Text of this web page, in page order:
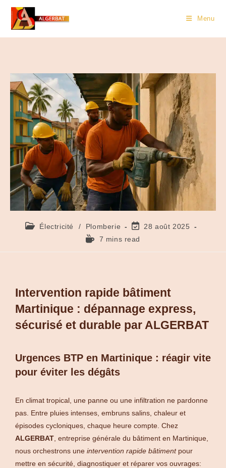
Menu
Électricité / Plomberie
28 août 2025
7 mins read
Intervention rapide bâtiment
Martinique : dépannage express,
sécurisé et durable par ALGERBAT
Urgences BTP en Martinique : réagir vite
pour éviter les dégâts
En climat tropical, une panne ou une infiltration ne pardonne
pas. Entre pluies intenses, embruns salins, chaleur et
épisodes cycloniques, chaque heure compte. Chez
ALGERBAT , entreprise générale du bâtiment en Martinique,
nous orchestrons une intervention rapide bâtimentpour
mettre en sécurité, diagnostiquer et réparer vos ouvrages: